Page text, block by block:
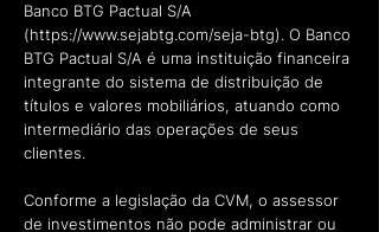
Banco BTG Pactual S/A
(https://www.sejabtg.com/seja-btg). O Banco
BTG Pactual S/A é uma instituição financeira
integrante do sistema de distribuição de
títulos e valores mobiliários, atuando como
intermediário das operações de seus
clientes.
Conforme a legislação da CVM, o assessor
de investimentos não pode administrar ou